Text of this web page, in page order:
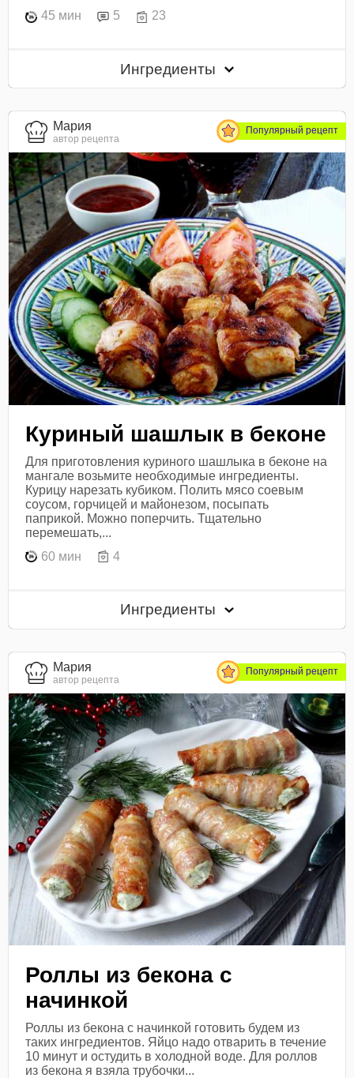
45 мин
5 23
Ингредиенты
Мария
автор рецепта
Популярный рецепт
Куриный шашлык в беконе
Для приготовления куриного шашлыка в беконе на
мангале возьмите необходимые ингредиенты.
Курицу нарезать кубиком. Полить мясо соевым
соусом, горчицей и майонезом, посыпать
паприкой. Можно поперчить. Тщательно
перемешать,...
60 мин
4
Ингредиенты
Мария
автор рецепта
Популярный рецепт
Роллы из бекона с
начинкой
Роллы из бекона с начинкой готовить будем из
таких ингредиентов. Яйцо надо отварить в течение
10 минут и остудить в холодной воде. Для роллов
из бекона я взяла трубочки...